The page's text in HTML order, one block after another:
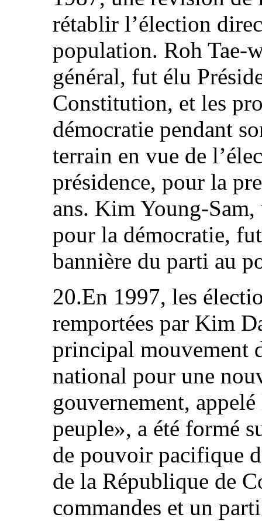
rétablir l’élection
population. Roh Tae-
général, fut élu
Constitution, et les
démocratie pendant
terrain en vue de
présidence, pour la
ans. Kim Young-
pour la démocratie,
bannière du parti au
20.En 1997, les
remportées par Kim
principal mouvement
national pour une
gouvernement,
peuple», a été formé
de pouvoir pacifique
de la République de
commandes et un